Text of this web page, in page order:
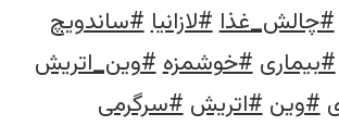
#چالش_غذا#لازانیا#ساندویچ
#بیماری #خوشمزه#وین_اتریش
#وین #اتریش #سرگرمی